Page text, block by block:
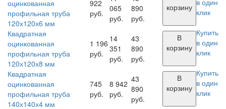
оцинкованная
профильная труба
120х120х6 мм
922
руб.
065
руб.
890
руб.
корзину в один
клик
Квадратная
оцинкованная
профильная труба
120х120х8 мм
1 196
руб.
14
351
руб.
43
890
руб.
В
корзину
Купить
в один
клик
Квадратная
оцинкованная
профильная труба
140х140х4 мм
745
руб.
8 942
руб.
43
890
руб.
В
корзину
Купить
в один
клик